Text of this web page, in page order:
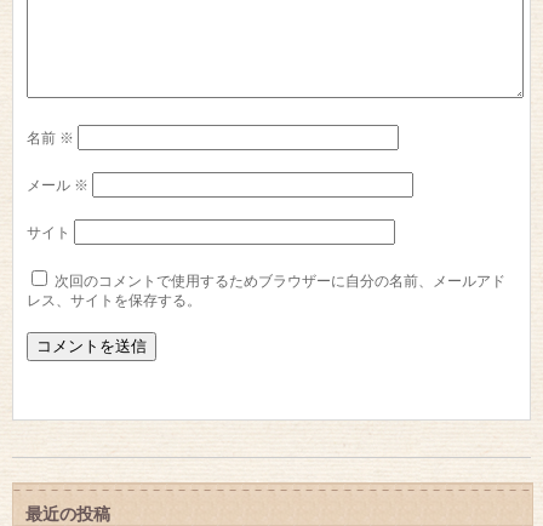
名前 ※
メール ※
サイト
次回のコメントで使用するためブラウザーに自分の名前、メールアド
レス、サイトを保存する。
最近の投稿